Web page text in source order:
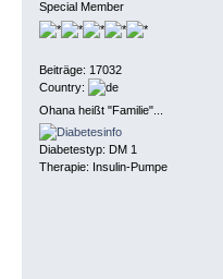
Special Member
Beiträge: 17032
Country:
Ohana heißt "Familie"...
Diabetestyp: DM 1
Therapie: Insulin-Pumpe